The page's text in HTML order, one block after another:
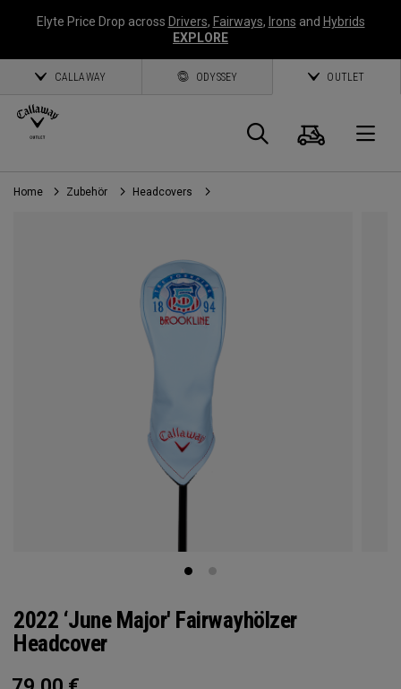
Elyte Price Drop across Drivers, Fairways, Irons and Hybrids
EXPLORE
CALLAWAY ODYSSEY OUTLET
Suche
Home Zubehör Headcovers
2022 ‘June Major' Fairwayhölzer
Headcover